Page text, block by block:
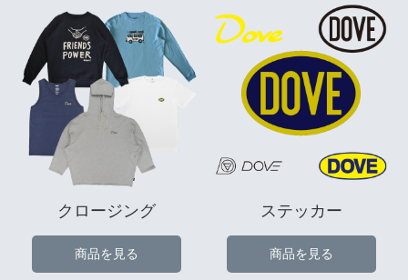
クロージング
商品を見る
ステッカー
商品を見る